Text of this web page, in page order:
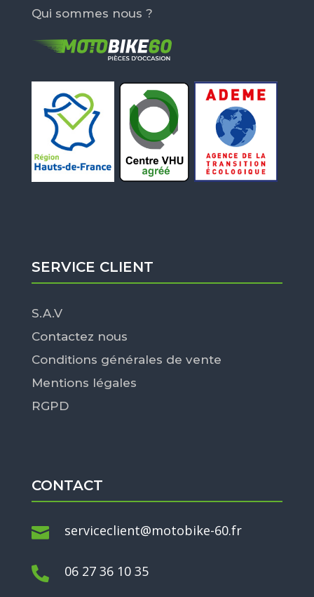
Qui sommes nous ?
SERVICE CLIENT
S.A.V
Contactez nous
Conditions générales de vente
Mentions légales
RGPD
CONTACT
 serviceclient@motobike-60.fr
 06 27 36 10 35